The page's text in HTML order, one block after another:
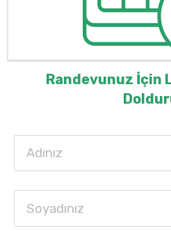
Randevunuz İçin